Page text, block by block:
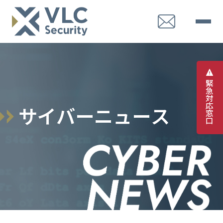
緊
急
対
応
窓
口
サイバーニュース